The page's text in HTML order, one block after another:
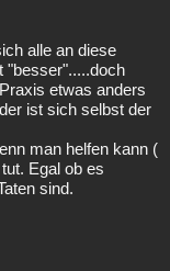
alle an diese
"besser".....doch
etwas anders
ist sich selbst der
man helfen kann (
Egal ob es
sind.